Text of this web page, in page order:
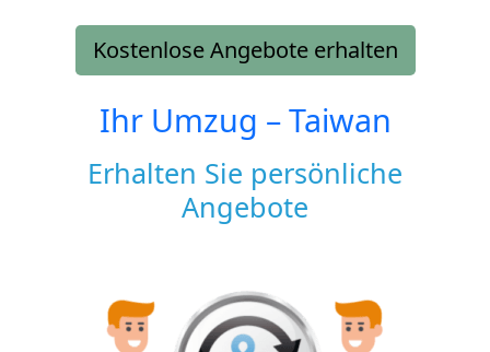
Kostenlose Angebote erhalten
Ihr Umzug –Taiwan
Erhalten Sie persönliche
Angebote